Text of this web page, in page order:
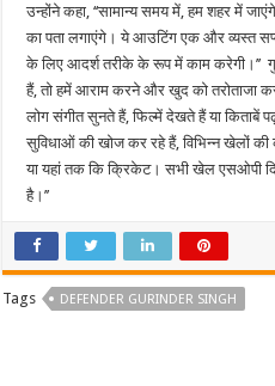
उन्होंने कहा, ‘‘सामान्य समय में, हम शहर में
का पता लगाएंगे। ये आउटिंग एक और व्यस्त
के लिए आदर्श तरीके के रूप में काम करेगी।’’
हैं, तो हमें आराम करने और खुद को तरोताजा
लोग संगीत सुनते हैं, फिल्में देखते हैं या किताबें
सुविधाओं की खोज कर रहे हैं, विभिन्न खेलों की
या यहां तक कि क्रिकेट। सभी खेल एसओपी
है।’’
Tags DEFENDER GURINDER SINGH